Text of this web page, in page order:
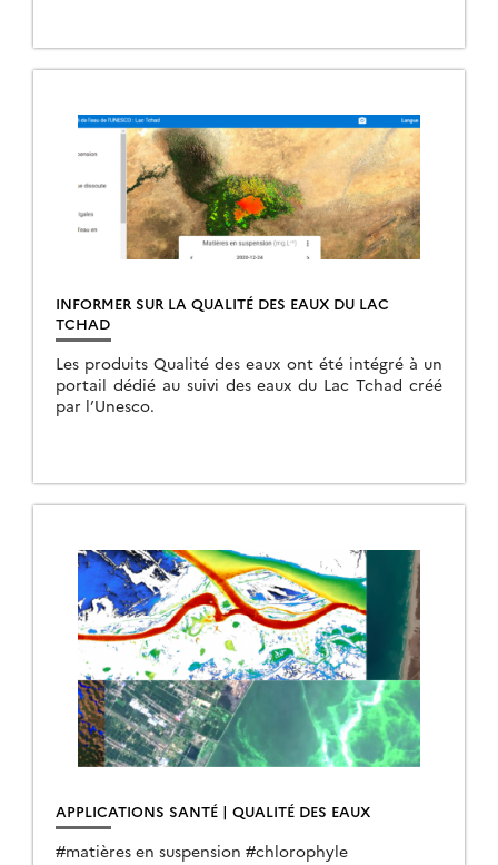
INFORMER SUR LA QUALITÉ DES EAUX DU LAC
TCHAD
Les produits Qualité des eaux ont été intégré à un
portail dédié au suivi des eaux du Lac Tchad créé
par l’Unesco.
APPLICATIONS SANTÉ | QUALITÉ DES EAUX
#matières en suspension #chlorophyle